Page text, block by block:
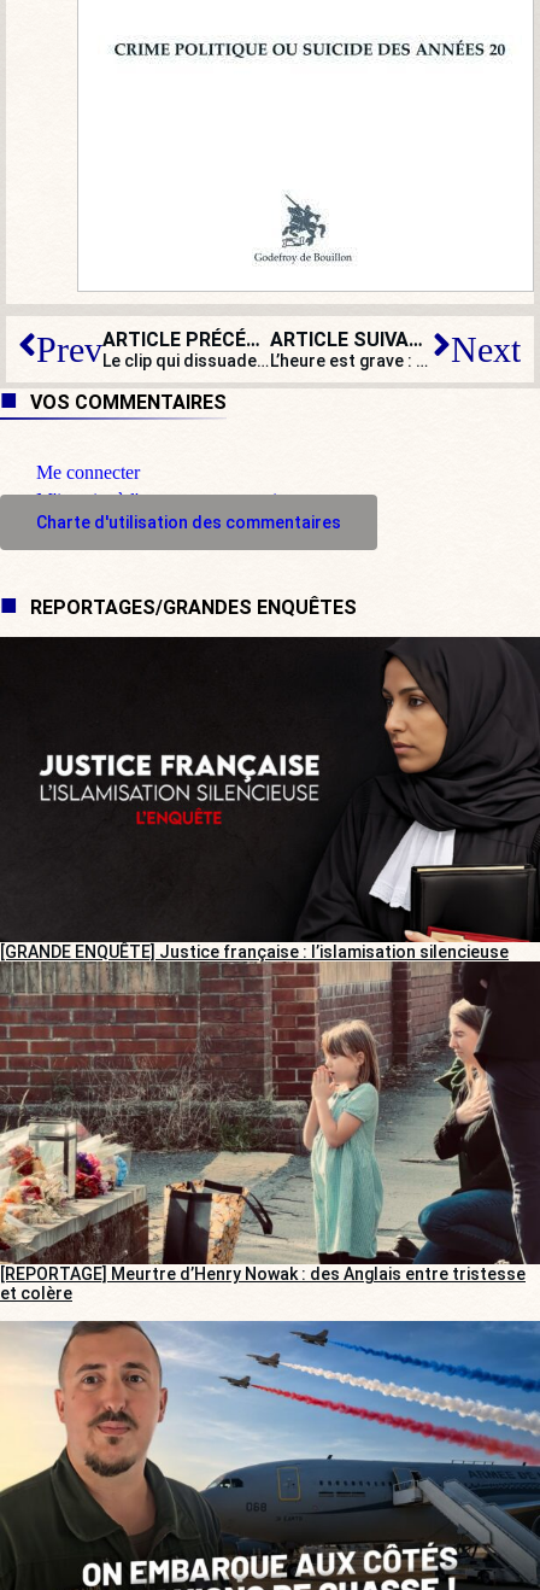
Prev ARTICLE PRÉCÉDENT
Le clip qui dissuade définitivement de voter Macron
ARTICLE SUIVANT
L’heure est grave : Macron se déguise en berger façon Lassalle, Brigitte en guerrière Next
VOS COMMENTAIRES
Me connecter
M'inscrire à l'espace commentaire
Charte d'utilisation des commentaires
REPORTAGES/GRANDES ENQUÊTES
[GRANDE ENQUÊTE] Justice française : l’islamisation silencieuse
[REPORTAGE] Meurtre d’Henry Nowak : des Anglais entre tristesse
et colère